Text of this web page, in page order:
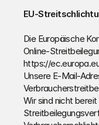
EU-
Die Europäische
Online-
https://
Unsere E-Mail-
Wir sind nicht